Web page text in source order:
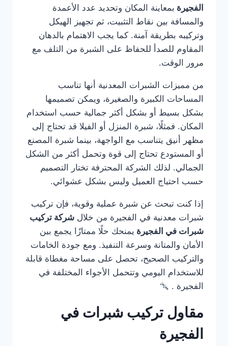
الفجيرة بمعاينة المكان وتحديد عدد الأعمدة
والمسافة بين نقاط التثبيت، ثم تجهيز الهيكل
وتركيبه بطريقة آمنة. كما يجب الاهتمام بالدهان
المقاوم للصدأ للحفاظ على الشبرة من التلف مع
مرور الوقت.
من مميزات الشبرات المعدنية أنها تناسب
المساحات الكبيرة والصغيرة، ويمكن تصميمها
بشكل بسيط أو بشكل أكثر جمالية حسب استخدام
المكان. فمثلًا، شبرة المنزل أو الفيلا قد تحتاج إلى
مظهر أنيق يتناسب مع الواجهة، بينما شبرة المصنع
أو المستودع تحتاج إلى قوة وتحمل أكثر من الشكل
الجمالي. لذلك الشركة المحترفة تختار التصميم
حسب احتياج العميل وليس بشكل عشوائي.
إذا كنت تبحث عن شبرة عملية وقوية، فإن تركيب
شبرات معدنية في الفجيرة من خلال شركة تركيب
شبرات في الفجيرة يمنحك حلًا ممتازًا يجمع بين
الأمان والمتانة وسرعة التنفيذ. ومع جودة الخامات
والتركيب الصحيح، تحصل على مساحة مغطاة قابلة
للاستخدام اليومي وتتحمل الأجواء المختلفة في
الفجيرة .
مقاول تركيب شبرات في
الفجيرة